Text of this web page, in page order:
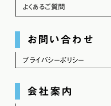
よくあるご質問
お問い合わせ
プライバシーポリシー
会社案内